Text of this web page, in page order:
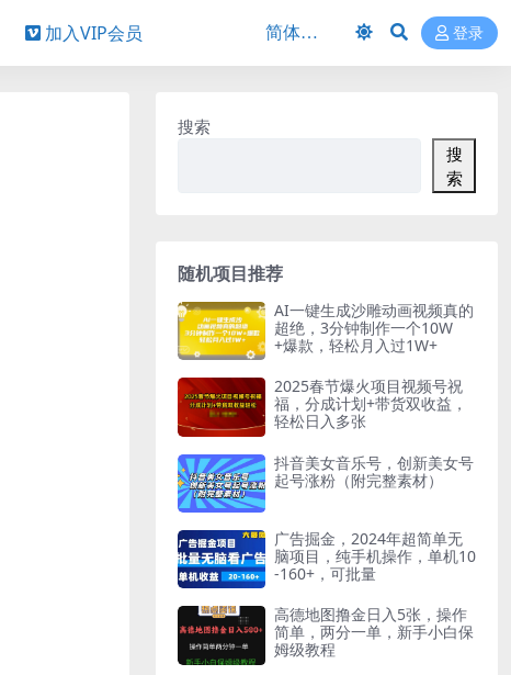
加入VIP会员 登录
搜索
搜
索
随机项目推荐
AI一键生成沙雕动画视频真的
超绝，3分钟制作一个10W
+爆款，轻松月入过1W+
2025春节爆火项目视频号祝
福，分成计划+带货双收益，
轻松日入多张
抖音美女音乐号，创新美女号
起号涨粉（附完整素材）
广告掘金，2024年超简单无
脑项目，纯手机操作，单机10
-160+，可批量
高德地图撸金日入5张，操作
简单，两分一单，新手小白保
姆级教程